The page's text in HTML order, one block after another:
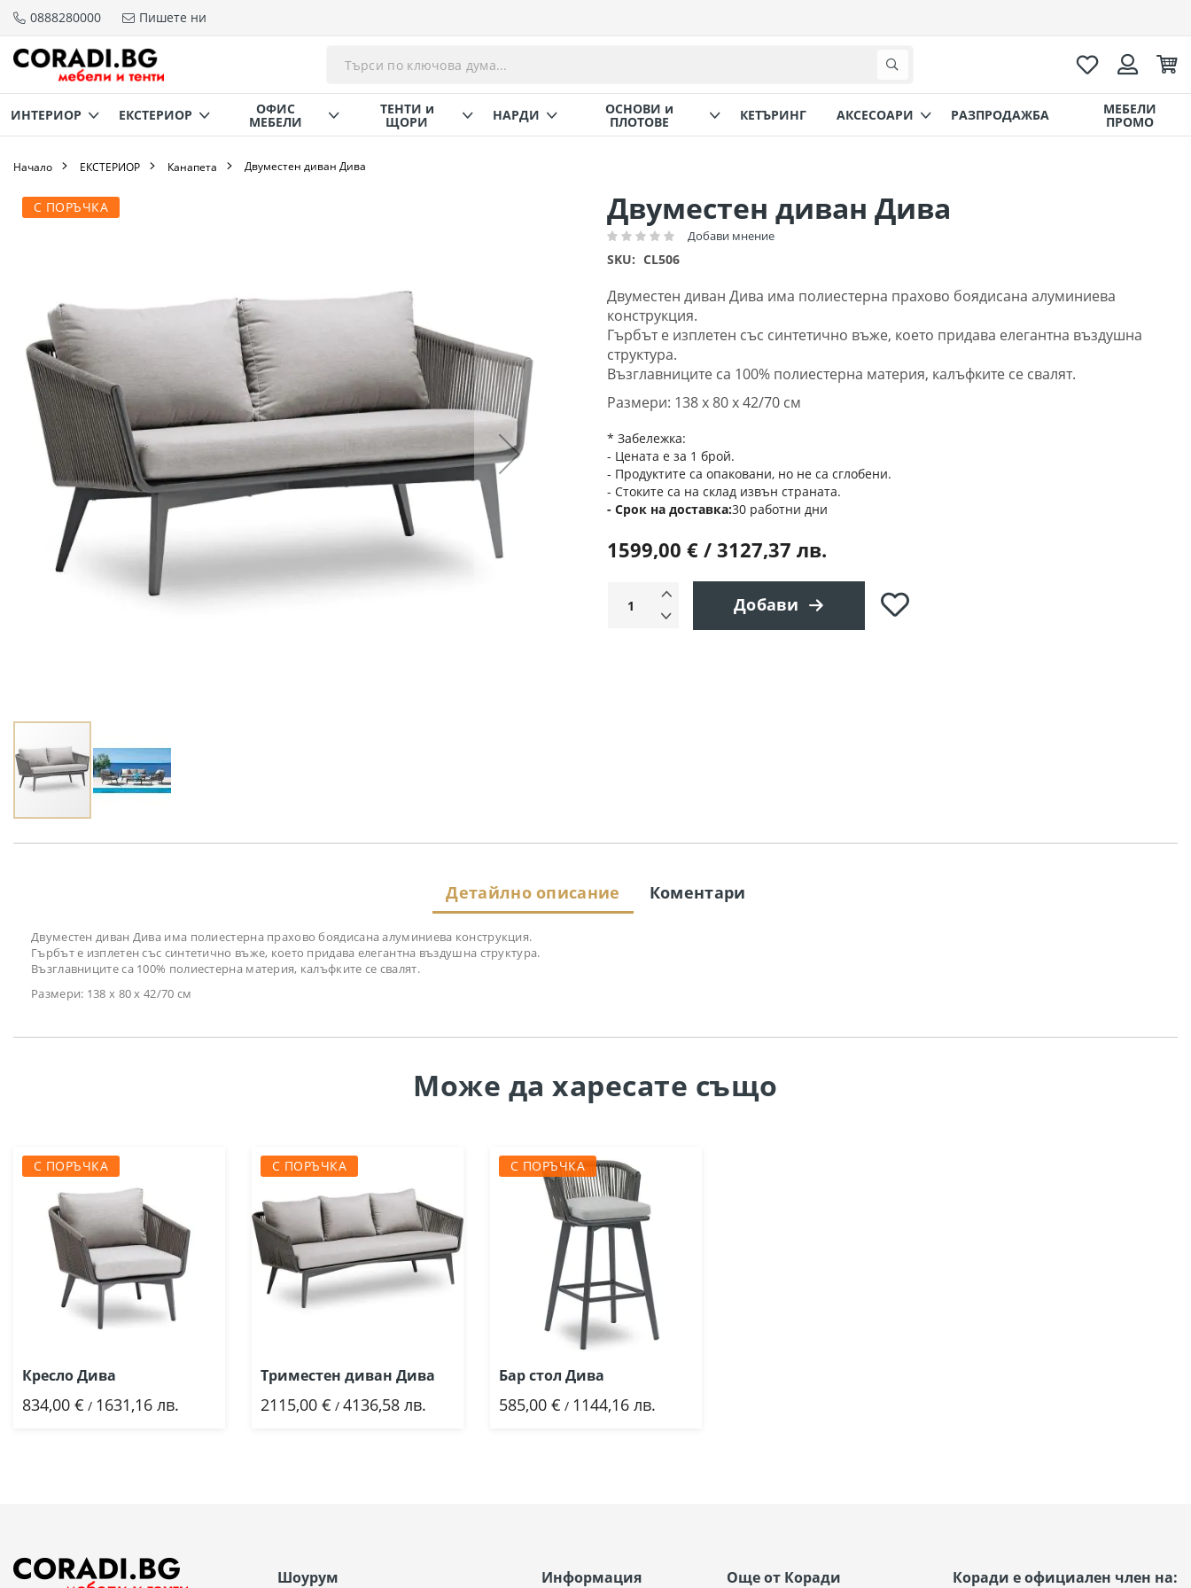
Прескачане
съдържанието
0888280000 Пишете ни
Любими
ИНТЕРИОР ЕКСТЕРИОР ОФИС
МЕБЕЛИ
ТЕНТИ и
ЩОРИ НАРДИ ОСНОВИ и
ПЛОТОВЕ КЕТЪРИНГ AКСЕСОАРИ РАЗПРОДАЖБА МЕБЕЛИ
ПРОМО
Начало ЕКСТЕРИОР Канапета Двуместен диван Дива
Двуместен диван Дива
Рейтинг: Добави мнение
SKU CL506
Двуместен диван Дива има полиестерна прахово боядисана алуминиева
конструкция.
Гърбът е изплетен със синтетично въже, което придава елегантна въздушна
структура.
Възглавниците са 100% полиестерна материя, калъфките се свалят.
Размери: 138 х 80 х 42/70 см
* Забележка:
- Цената е за 1 брой.
- Продуктите са опаковани, но не са сглобени.
- Стоките са на склад извън страната.
Срок на доставка 30 работни дни
1599,00 € / 3127,37 лв.
Добави
С ПОРЪЧКА
Преминете
към
изображенията
към
снимки
Детайлно описание
Двуместен диван Дива има полиестерна прахово боядисана алуминиева конструкция.
Гърбът е изплетен със синтетично въже, което придава елегантна въздушна структура.
Възглавниците са 100% полиестерна материя, калъфките се свалят.
Размери: 138 х 80 х 42/70 см
Коментари
Може да харесате също
С ПОРЪЧКА
Кресло Дива
834,00 € / 1631,16 лв.
Добави
С ПОРЪЧКА
Триместен диван Дива
2115,00 € / 4136,58 лв.
Добави
С ПОРЪЧКА
Бар стол Дива
585,00 € / 1144,16 лв.
Добави
Шоурум Информация Още от Коради Коради е официален член на: